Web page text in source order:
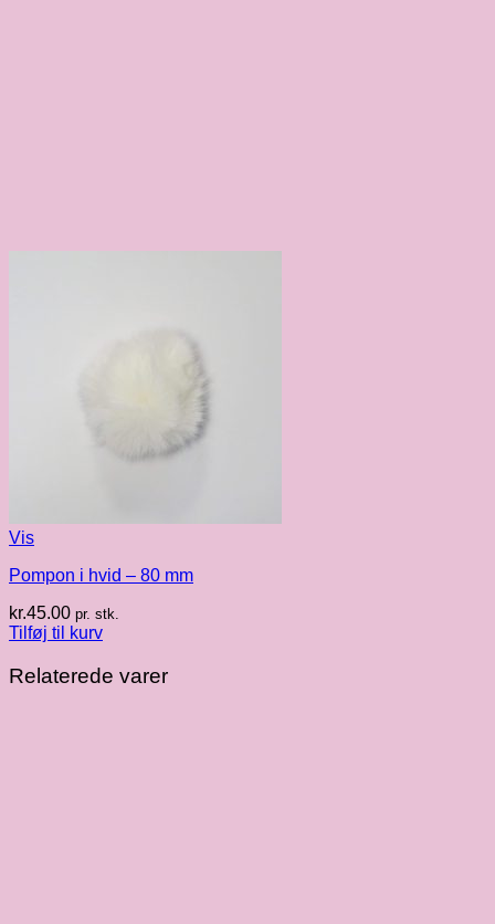
Vis
Pompon i hvid – 80 mm
kr.45.00 pr. stk.
Tilføj til kurv
Relaterede varer